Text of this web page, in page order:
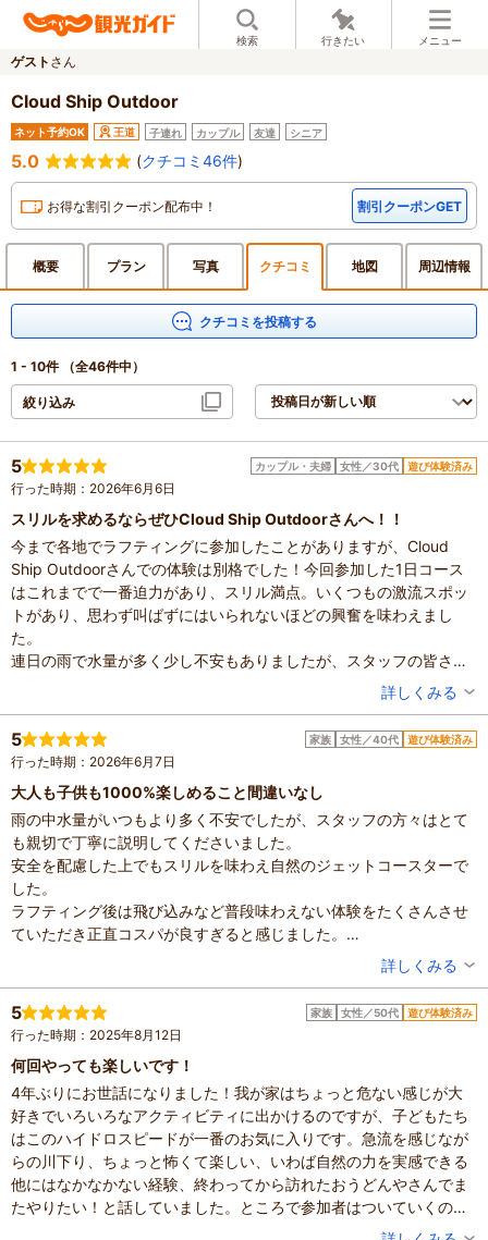
検索 行きたい メニュー
ゲスト さん
Cloud Ship Outdoor
ネット予約OK 王道 子連れ カップル 友達 シニア
5.0 (クチコミ46件)
お得な割引クーポン配布中！ 割引クーポンGET
概要 プラン 写真 クチコミ 地図 周辺情報
クチコミを投稿する
1 - 10件 （全46件中）
絞り込み
5 カップル・夫婦 女性／30代 遊び体験済み
行った時期：2026年6月6日
スリルを求めるならぜひCloud Ship Outdoorさんへ！！
今まで各地でラフティングに参加したことがありますが、Cloud
Ship Outdoorさんでの体験は別格でした！今回参加した1日コース
はこれまでで一番迫力があり、スリル満点。いくつもの激流スポッ
トがあり、思わず叫ばずにはいられないほどの興奮を味わえまし
た。
連日の雨で水量が多く少し不安もありましたが、スタッフの皆さん
のサポートがとても丁寧で安心して楽しめました。スタッフの皆さ
んは温かく親しみやすく、さまざまな遊びも提案してくださり、終
始笑顔の絶えない時間でした。
1日コースは初めてでしたが、終わった後の疲労感と達成感は格別！
スタッフの皆さんのおかげで最高の1日になり、一生の思い出になり
ました。またぜひ1日コースに参加したいです。
そして、お出迎えしてくれるわんちゃんもとても可愛くて癒やされ
ました！
素敵な時間をありがとうございました！
滞在時間：3時間以上
投稿日：2026年6月14日
体験した高評価プラン
<吉野川>【思いっきり楽しむ1日コース】日本一の激流の世
界へご案内！！ラフティング
大人 10,500円～
※最新のプラン内容はクチコミ投稿時と異なる場合があります。
予約時は必ずプラン詳細をご確認ください。
詳しくみる
5 家族 女性／40代 遊び体験済み
行った時期：2026年6月7日
大人も子供も1000%楽しめること間違いなし
雨の中水量がいつもより多く不安でしたが、スタッフの方々はとて
も親切で丁寧に説明してくださいました。
安全を配慮した上でもスリルを味わえ自然のジェットコースターで
した。
ラフティング後は飛び込みなど普段味わえない体験をたくさんさせ
ていただき正直コスパが良すぎると感じました。
また一眼レフで撮影までしていただき家族の大切な思い出がたくさ
次回も楽しみにしています！
滞在時間：2～3時間
人数：3人～5人
家族の内訳：お子様、配偶者
子供の年齢：13歳以上
投稿日：2026年6月9日
体験した高評価プラン
<吉野川>【午前or午後の激流半日コース】日本一の激流の
世界へご案内！ラフティング
大人 5,000円～
詳しくみる
5 家族 女性／50代 遊び体験済み
行った時期：2025年8月12日
何回やっても楽しいです！
4年ぶりにお世話になりました！我が家はちょっと危ない感じが大
好きでいろいろなアクティビティに出かけるのですが、子どもたち
はこのハイドロスピードが一番のお気に入りです。急流を感じなが
らの川下り、ちょっと怖くて楽しい、いわば自然の力を実感できる
他にはなかなかない経験、終わってから訪れたおうどんやさんでま
たやりたい！と話していました。ところで参加者はついていくのに
必死なのですが、ガイドの方は手慣れたもので後ろ向きに急流を下